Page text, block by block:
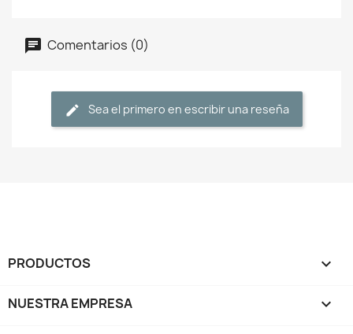
Comentarios (0)
Sea el primero en escribir una reseña
PRODUCTOS 
NUESTRA EMPRESA 